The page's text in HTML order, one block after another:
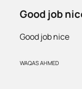
Good job
Good job nice
WAQAS AHMED